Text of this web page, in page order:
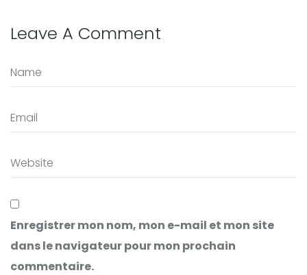
Leave A Comment
Enregistrer mon nom, mon e-mail et mon site
dans le navigateur pour mon prochain
commentaire.